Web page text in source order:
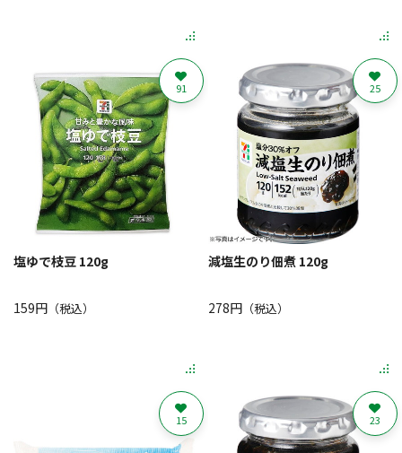
塩ゆで枝豆 120g
159円 （税込）
91
減塩生のり佃煮 120g
278円（税込）
25
15 23